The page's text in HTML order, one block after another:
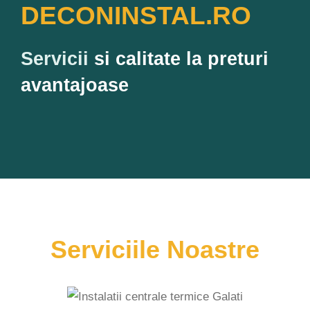
DECONINSTAL.RO
Servicii si calitate la preturi
avantajoase
ServiciiLe Noastre